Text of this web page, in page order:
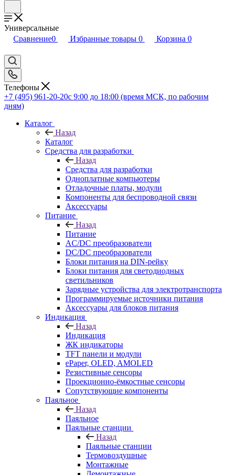
Универсальные
Сравнение0 Избранные товары 0 Корзина 0
Телефоны
+7 (495) 961-20-20с 9:00 до 18:00 (время МСК, по рабочим
дням)
Каталог
Назад
Каталог
Средства для разработки
Назад
Средства для разработки
Одноплатные компьютеры
Отладочные платы, модули
Компоненты для беспроводной связи
Аксессуары
Питание
Назад
Питание
AC/DC преобразователи
DC/DC преобразователи
Блоки питания на DIN-рейку
Блоки питания для светодиодных
светильников
Зарядные устройства для электротранспорта
Программируемые источники питания
Аксессуары для блоков питания
Индикация
Назад
Индикация
ЖК индикаторы
TFT панели и модули
ePaper, OLED, AMOLED
Резистивные сенсоры
Проекционно-ёмкостные сенсоры
Сопутствующие компоненты
Паяльное
Назад
Паяльное
Паяльные станции
Назад
Паяльные станции
Термовоздушные
Монтажные